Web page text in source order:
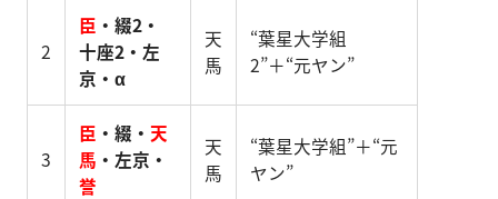
2
臣 ・綴2・
十座2・左
京・α
天
馬
“葉星大学組
2”＋“元ヤン”
3
臣 ・綴・ 天
馬 ・左京・
誉
天
馬
“葉星大学組”＋“元
ヤン”